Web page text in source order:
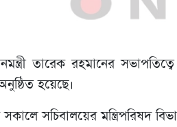
তারেক রহমানের
হয়েছে।
সচিবালয়ের মন্ত্রিপরিষদ